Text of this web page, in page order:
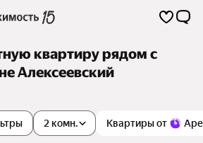
квартиру рядом с
Алексеевский
Квартиры от
2 комн.